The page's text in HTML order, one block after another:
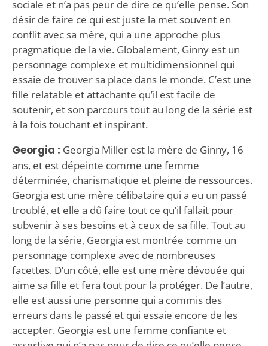
sociale et n’a pas peur de dire ce qu’elle pense. Son
désir de faire ce qui est juste la met souvent en
conflit avec sa mère, qui a une approche plus
pragmatique de la vie. Globalement, Ginny est un
personnage complexe et multidimensionnel qui
essaie de trouver sa place dans le monde. C’est une
fille relatable et attachante qu’il est facile de
soutenir, et son parcours tout au long de la série est
à la fois touchant et inspirant.
Georgia : Georgia Miller est la mère de Ginny, 16
ans, et est dépeinte comme une femme
déterminée, charismatique et pleine de ressources.
Georgia est une mère célibataire qui a eu un passé
troublé, et elle a dû faire tout ce qu’il fallait pour
subvenir à ses besoins et à ceux de sa fille. Tout au
long de la série, Georgia est montrée comme un
personnage complexe avec de nombreuses
facettes. D’un côté, elle est une mère dévouée qui
aime sa fille et fera tout pour la protéger. De l’autre,
elle est aussi une personne qui a commis des
erreurs dans le passé et qui essaie encore de les
accepter. Georgia est une femme confiante et